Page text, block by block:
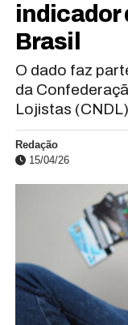
indicador
Brasil
O dado faz
da
Lojistas
Redação
15/04/26